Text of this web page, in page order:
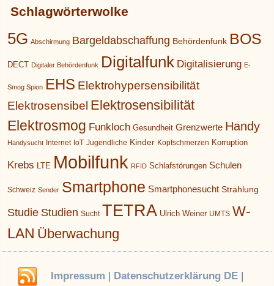
Schlagwörterwolke
5G Abschirmung Bargeldabschaffung Behördenfunk BOS
DECT Digitaler Behördenfunk Digitalfunk Digitalisierung E-
Smog Spion EHS Elektrohypersensibilität
Elektrosensibel Elektrosensibilität
Elektrosmog Funkloch Gesundheit Grenzwerte Handy
Handysucht Internet IoT Jugendliche Kinder Kopfschmerzen Korruption
Krebs LTE Mobilfunk RFID Schlafstörungen Schulen
Schweiz Sender Smartphone Smartphonesucht Strahlung
Studie Studien Sucht TETRA Ulrich Weiner UMTS W-
LAN Überwachung
Impressum | Datenschutzerklärung DE|